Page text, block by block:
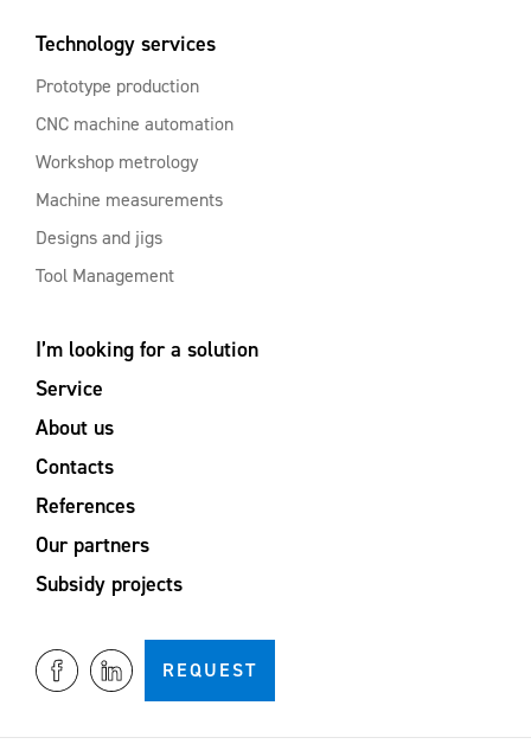
Technology services
Prototype production
CNC machine automation
Workshop metrology
Machine measurements
Designs and jigs
Tool Management
I’m looking for a solution
Service
About us
Contacts
References
Our partners
Subsidy projects
REQUEST